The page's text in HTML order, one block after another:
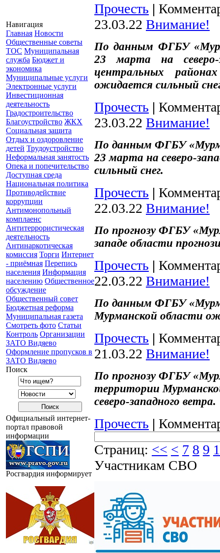
Навигация
Главная Новости
Общественные советы
ТОС Муниципальная
служба Бюджет и
экономика
Муниципальные услуги
Электронные услуги
Инвестиционная
деятельность
Градостроительство
Благоустройство ЖКХ
Социальная защита
Отдых и оздоровление
детей Трудоустройство
Неформальная занятость
Опека и попечительство
Доступная среда
Национальная политика
Противодействие
коррупции
Антимонопольный
комплаенс
Антитеррористическая
деятельность
Антинаркотическая
комиссия Торги Интернет
- приёмная Перепись
населения Информация
населению Общественное
обсуждение
Общественный совет
Бюджетная реформа
Муниципальная газета
Смотреть фото Статьи
Контроль Организации
ЗАТО Видяево
Оформление пропусков в
ЗАТО Видяево
Поиск
Официальный интернет-
портал правовой
информации
Росгвардия информирует
Прочесть |
23.03.22 Внимание!
По данным ФГБУ
23 марта на
центральных
ожидается сильный
Прочесть |
23.03.22 Внимание!
По данным ФГБУ
23 марта на северо-
сильный снег.
Прочесть |
22.03.22 Внимание!
По прогнозу ФГБУ
западе области
Прочесть |
22.03.22 Внимание!
По данным ФГБУ
Мурманской области
Прочесть |
21.03.22 Внимание!
По прогнозу ФГБУ
территории
северо-западного ветра.
Прочесть |
Страниц: << < 7 8 9
Участникам СВО